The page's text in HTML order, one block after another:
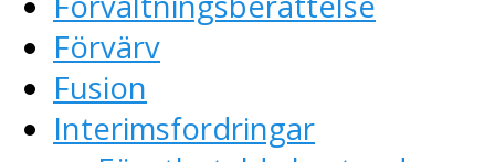
Förvärv
Fusion
Interimsfordringar